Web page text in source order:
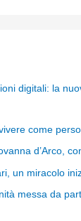
digitali: la
come
d’Arco,
un miracolo
messa da